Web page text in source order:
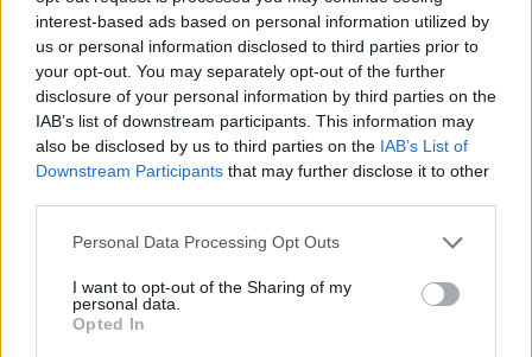
interest-based ads based on personal information utilized by
us or personal information disclosed to third parties prior to
your opt-out. You may separately opt-out of the further
disclosure of your personal information by third parties on the
IAB’s list of downstream participants. This information may
also be disclosed by us to third parties on the IAB’s List of
Downstream Participants that may further disclose it to other
Personal Data Processing Opt Outs
I want to opt-out of the Sharing of my
personal data.
Opted In
Lipensko pro život: Soud znovu zrušil povolení části
developerského projektu v Dolní Vltavici na Lipně.
Nebyl prokázán veřejný zájem
23.7.2026
Krajský soud v Českých
Budějovicích dal za pravdu
spolku Lipensko pro život a
Správy NP Šumava, které umožňovalo zásah do biotopů zvláště
chráněných druhů při přípravě developerského projektu v Dolní
Vltavici (Černá v Pošumaví). Záměr o rozsahu 11 ha s kapacitou asi
800 lůžek v apartmánových domech a dvou hotelech, a s
přístavištěm pro 100 lodí obdržel souhlasné stanovisko EIA v roce